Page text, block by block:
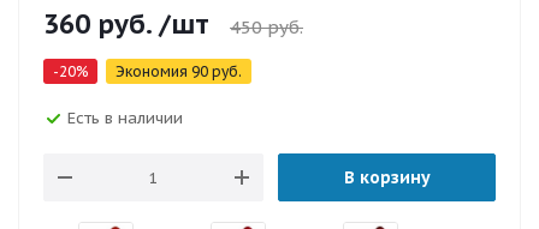
360 руб. /шт 450руб.
-20% Экономия 90 руб.
Есть в наличии
В корзину